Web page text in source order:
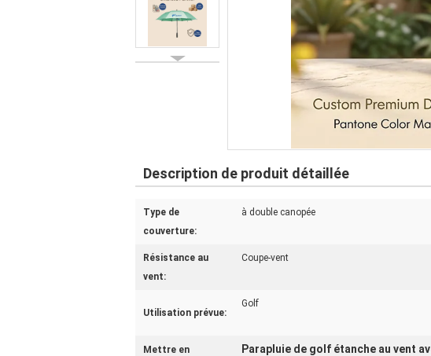
Description de produit détaillée
Type de
couverture:
à double canopée
Résistance au
vent:
Coupe-vent
Utilisation prévue:
Golf
Mettre en
Parapluie de golf étanche au vent